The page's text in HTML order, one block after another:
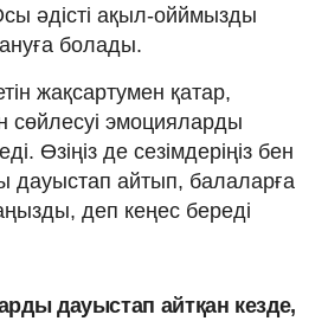
әдісті ақыл-ойймызды
болады.
жақсартумен қатар,
сөйлесуі эмоцияларды
Өзіңіз де сезімдеріңіз бен
дауыстап айтып, балаларға
деп кеңес береді
дауыстап айтқан кезде,